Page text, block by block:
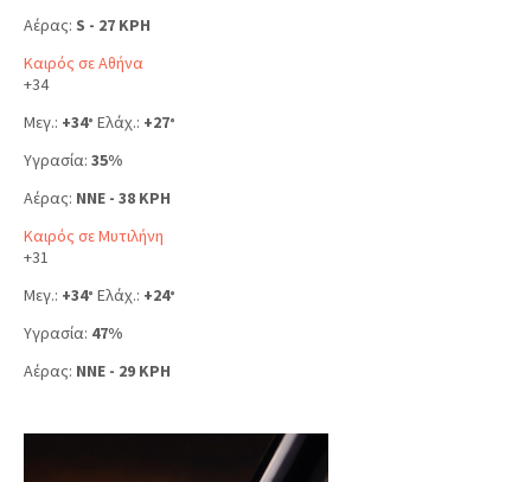
Αέρας: S - 27 KPH
Καιρός σε Αθήνα
+34
Μεγ.: +34° Ελάχ.: +27°
Υγρασία: 35%
Αέρας: NNE - 38 KPH
Καιρός σε Μυτιλήνη
+31
Μεγ.: +34° Ελάχ.: +24°
Υγρασία: 47%
Αέρας: NNE - 29 KPH